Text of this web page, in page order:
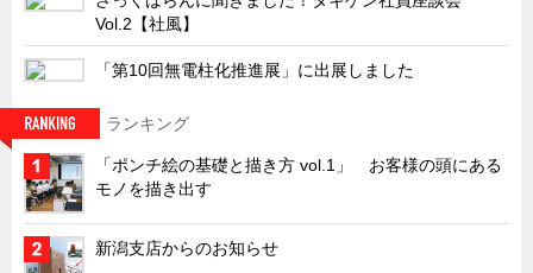
旬の野菜とタキゲン製品
PICK UP NEWS
図面の見方・書き方
キャビネット工業会規格「CA300」集中講義
ズバッとお悩み解決 テクニカル Q and A
瀧源点回帰
Vol.2【社風】
「第10回無電柱化推進展」に出展しました
ランキング
「ポンチ絵の基礎と描き方 vol.1」 お客様の頭にある
モノを描き出す
新潟支店からのお知らせ